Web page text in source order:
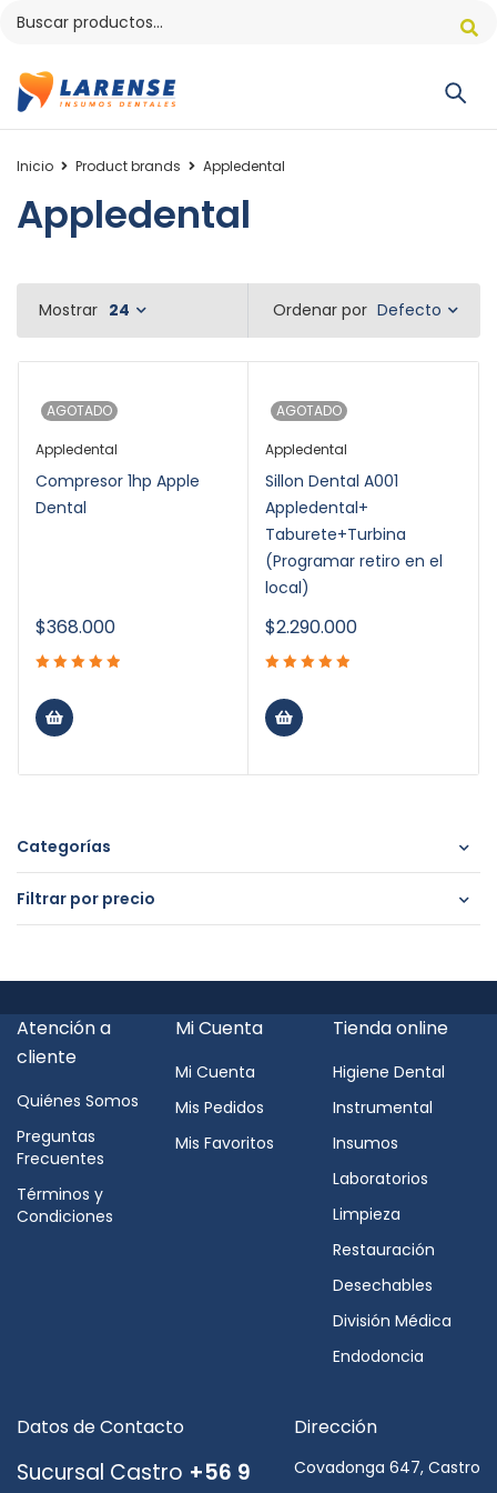
Inicio Product brands Appledental
Appledental
Categorías
Filtrar por precio
Ordenar por Defecto
Mostrar 24
AGOTADO
Appledental
Compresor 1hp Apple
Dental
$368.000
AGOTADO
Appledental
Sillon Dental A001
Appledental+
Taburete+Turbina
(Programar retiro en el
local)
$2.290.000
Atención a
cliente
Quiénes Somos
Preguntas
Frecuentes
Términos y
Condiciones
Mi Cuenta
Mi Cuenta
Mis Pedidos
Mis Favoritos
Tienda online
Higiene Dental
Instrumental
Insumos
Laboratorios
Limpieza
Restauración
Desechables
División Médica
Endodoncia
Datos de Contacto
Sucursal Castro +56 9
Dirección
Covadonga 647, Castro